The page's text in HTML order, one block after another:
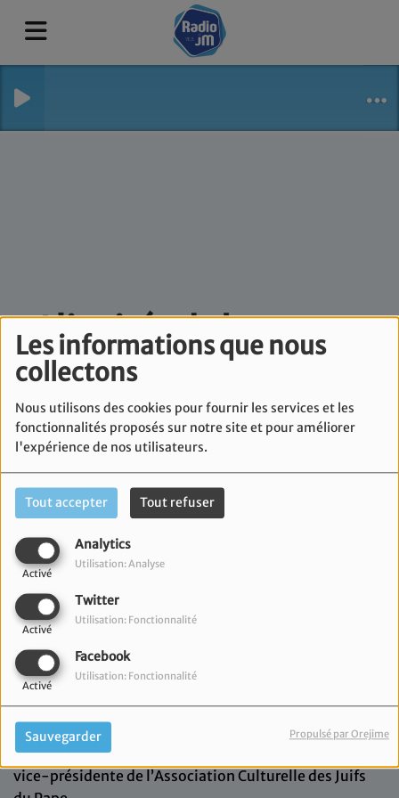
Les informations que nous
collectons
Nous utilisons des cookies pour fournir les services et les
fonctionnalités proposés sur notre site et pour améliorer
l'expérience de nos utilisateurs.
Tout accepter Tout refuser
Analytics
Activé
Utilisation: Analyse
Twitter
Activé
Utilisation: Fonctionnalité
Facebook
Activé
Utilisation: Fonctionnalité
Sauvegarder Propulsé par Orejime
L'invitée de la
rédaction - Jeudi 4
juin
04 juin 2026
Aujourd’hui,Laura Sahin reçoit Justine Van Miden,
vice-présidente de l’Association Culturelle des Juifs